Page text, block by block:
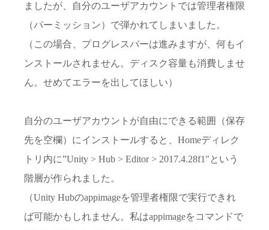
ましたが、自分のユーザアカウントでは管理者権限
（パーミッション）で弾かれてしまいました。
（この場合、プログレスバーは進みますが、何もイ
ンストールされません。ディスク容量も消費しませ
ん。せめてエラーを出してほしい）
自分のユーザアカウントが自由にできる範囲（保存
先を空欄）にインストールすると、Homeディレク
トリ内に”Unity > Hub > Editor > 2017.4.28f1″という
階層が作られました。
（Unity Hubのappimageを管理者権限で実行できれ
ば可能かもしれません。私はappimageをコマンドで